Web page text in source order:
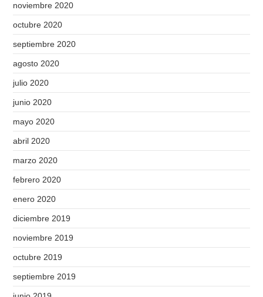
noviembre 2020
octubre 2020
septiembre 2020
agosto 2020
julio 2020
junio 2020
mayo 2020
abril 2020
marzo 2020
febrero 2020
enero 2020
diciembre 2019
noviembre 2019
octubre 2019
septiembre 2019